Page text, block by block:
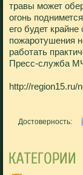
травы может
огонь
его будет
пожаротушения
работать
Пресс-служба
http://region15.ru/
Достоверность: